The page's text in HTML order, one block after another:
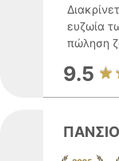
ευζωία
πώληση
9.5